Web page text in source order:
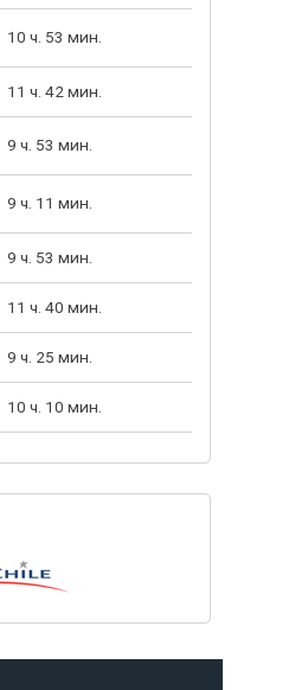
10 ч. 53 мин.
11 ч. 42 мин.
9 ч. 53 мин.
9 ч. 11 мин.
9 ч. 53 мин.
11 ч. 40 мин.
9 ч. 25 мин.
10 ч. 10 мин.